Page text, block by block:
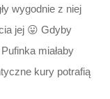
wygodnie z niej
jej 😛 Gdyby
miałaby
kury potrafią